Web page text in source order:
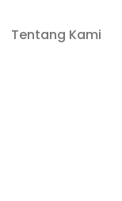
Tentang Kami